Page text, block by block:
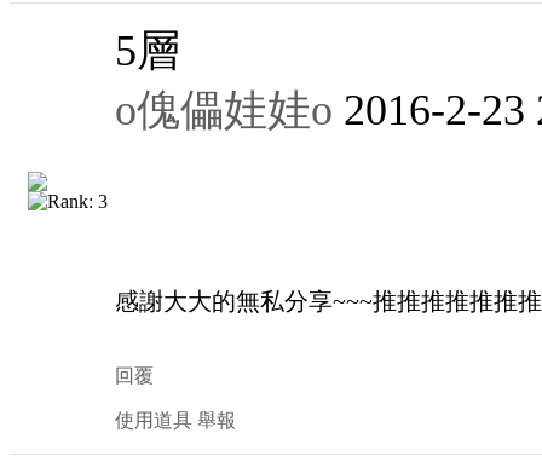
5層
o傀儡娃娃o 2016-2-23
感謝大大的無私分享~~~推推推推推推
回覆
使用道具 舉報